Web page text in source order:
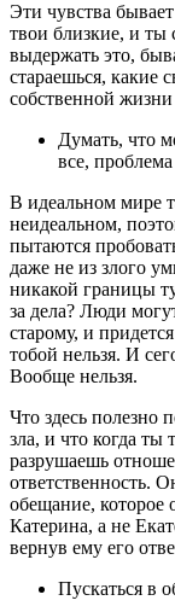
Эти чувства
твои близкие, и ты
выдержать это,
стараешься, какие
собственной
Думать, что
все,
В идеальном мире
неидеальном,
пытаются
даже не из злого
никакой границы
за дела? Люди
старому, и
тобой нельзя. И
Вообще нельзя.
Что здесь полезно
зла, и что когда
разрушаешь
ответственность.
обещание, которое
Катерина, а не
вернув ему его
Пускаться в